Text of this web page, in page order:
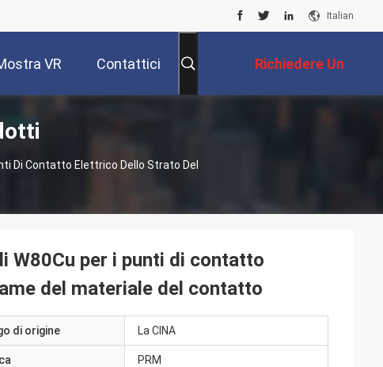
Italian
VR Contattici Richiedere Un
Preventivo
Di Contatto Elettrico Dello Strato Del
W80Cu per i punti di contatto
del materiale del contatto
di origine La CINA
PRM